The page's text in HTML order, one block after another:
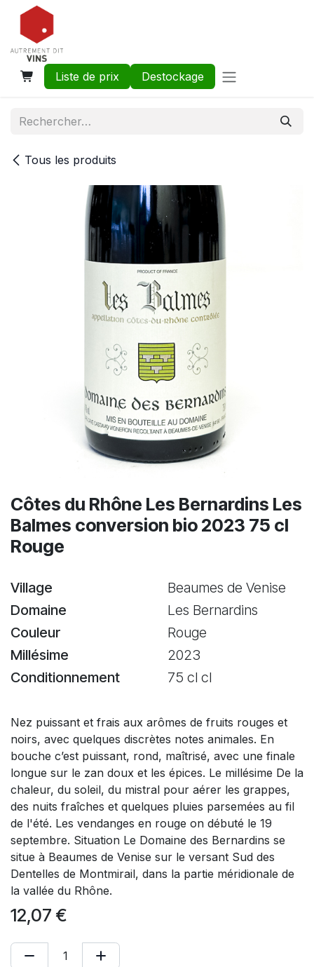
Se rendre au contenu
Liste de prix Destockage
Tous les produits
Côtes du Rhône Les Bernardins Les
Balmes conversion bio 2023 75 cl
Rouge
Village
Beaumes de Venise
Domaine
Les Bernardins
Couleur
Rouge
Millésime
2023
Conditionnement
75 cl cl
Nez puissant et frais aux arômes de fruits rouges et
noirs, avec quelques discrètes notes animales. En
bouche c’est puissant, rond, maîtrisé, avec une finale
longue sur le zan doux et les épices. Le millésime De la
chaleur, du soleil, du mistral pour aérer les grappes,
des nuits fraîches et quelques pluies parsemées au fil
de l'été. Les vendanges en rouge on débuté le 19
septembre. Situation Le Domaine des Bernardins se
situe à Beaumes de Venise sur le versant Sud des
Dentelles de Montmirail, dans la partie méridionale de
la vallée du Rhône.
12,07 €